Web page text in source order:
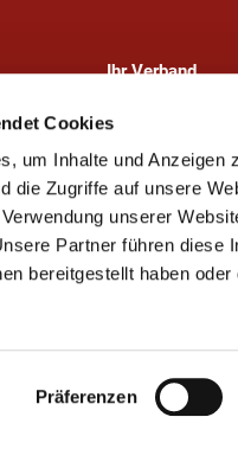
Cookies
um Inhalte und
die Zugriffe auf unsere
unserer
Partner führen
bereitgestellt haben
Präferenzen
Ihr Verband
Ihr Weg zu uns
Ansprechpartner
Kontakt